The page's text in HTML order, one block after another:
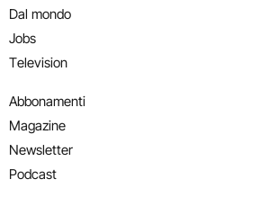
Dal mondo
Jobs
Television
Abbonamenti
Magazine
Newsletter
Podcast